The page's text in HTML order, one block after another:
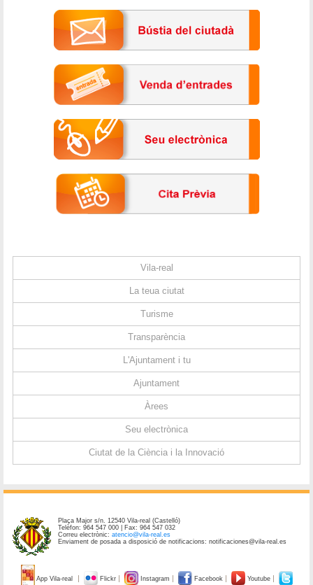
Vila-real
La teua ciutat
Turisme
Transparència
L'Ajuntament i tu
Ajuntament
Àrees
Seu electrònica
Ciutat de la Ciència i la Innovació
Plaça Major s/n. 12540 Vila-real (Castelló)
Telèfon: 964 547 000 | Fax: 964 547 032
Correu electrònic:atencio@vila-real.es
Enviament de posada a disposició de notificacions: notificaciones@vila-real.es
App Vila-real Flickr Instagram Facebook Youtube